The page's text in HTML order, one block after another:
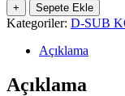
+ Sepete Ekle
Kategoriler: D-SUB
Açıklama
Açıklama